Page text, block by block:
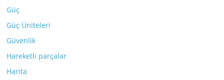
Güç
Güç Üniteleri
Güvenlik
Hareketli parçalar
Harita